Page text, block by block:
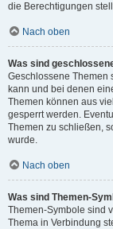
die Berechtigungen
Nach oben
Was sind
Geschlossene Themen
kann und bei denen
Themen können aus
gesperrt werden.
Themen zu schließen,
wurde.
Nach oben
Was sind Themen-
Themen-Symbole sind
Thema in Verbindung